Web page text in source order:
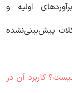
اولیه و
پیش‌بینی‌نشده
کاربرد آن در